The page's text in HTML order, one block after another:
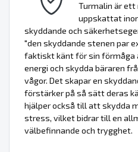
Turmalin är
uppskattat
skyddande och
"den skyddande stenen par
faktiskt känt för sin
energi och skydda bäraren
vågor. Det skapar en
förstärker på så sätt deras
hjälper också till att skydda
stress, vilket bidrar till en
välbefinnande och trygghet.